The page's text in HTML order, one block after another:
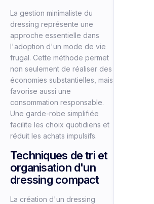
La gestion minimaliste du
dressing représente une
approche essentielle dans
l'adoption d'un mode de vie
frugal. Cette méthode permet
non seulement de réaliser des
économies substantielles, mais
favorise aussi une
consommation responsable.
Une garde-robe simplifiée
facilite les choix quotidiens et
réduit les achats impulsifs.
Techniques de tri et
organisation d'un
dressing compact
La création d'un dressing